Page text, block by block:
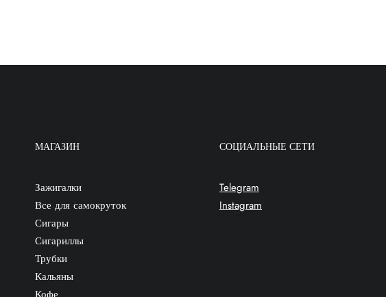
МАГАЗИН
Зажигалки
Все для самокруток
Сигары
Сигариллы
Трубки
Кальяны
СОЦИАЛЬНЫЕ СЕТИ
Telegram
Instagram